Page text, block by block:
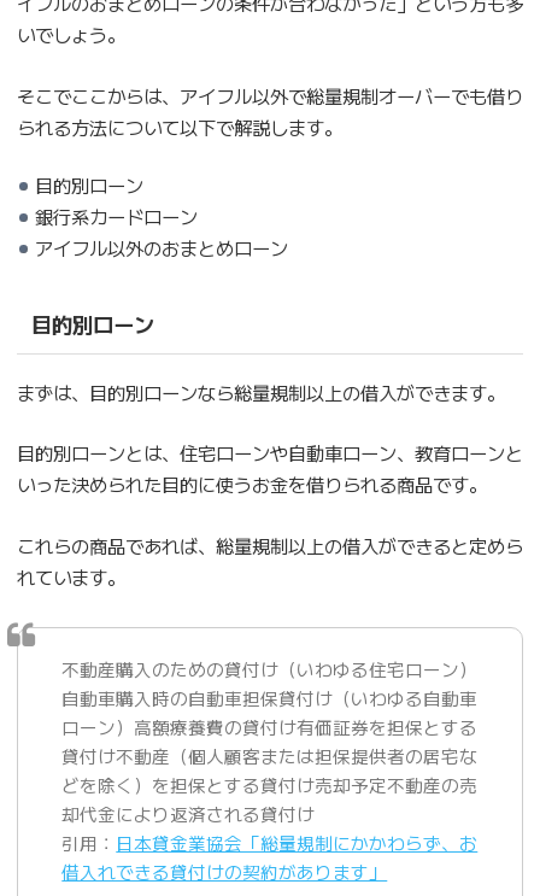
いでしょう。
そこでここからは、アイフル以外で総量規制オーバーでも借り
られる方法について以下で解説します。
目的別ローン
銀行系カードローン
アイフル以外のおまとめローン
目的別ローン
まずは、目的別ローンなら総量規制以上の借入ができます。
目的別ローンとは、住宅ローンや自動車ローン、教育ローンと
いった決められた目的に使うお金を借りられる商品です。
これらの商品であれば、総量規制以上の借入ができると定めら
れています。
不動産購入のための貸付け（いわゆる住宅ローン）
自動車購入時の自動車担保貸付け（いわゆる自動車
ローン）高額療養費の貸付け有価証券を担保とする
貸付け不動産（個人顧客または担保提供者の居宅な
どを除く）を担保とする貸付け売却予定不動産の売
却代金により返済される貸付け
引用： 日本貸金業協会「総量規制にかかわらず、お
借入れできる貸付けの契約があります」